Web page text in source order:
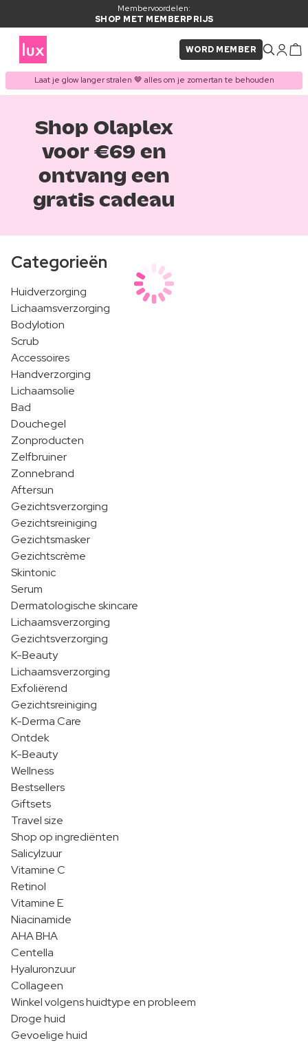
Membervoordelen:
SHOP MET MEMBERPRIJS
WORD MEMBER
Laat je glow langer stralen 🤎 alles om je zomertan te behouden
Shop Olaplex
voor €69 en
ontvang een
gratis cadeau
Categorieën
Huidverzorging
Lichaamsverzorging
Bodylotion
Scrub
Accessoires
Handverzorging
Lichaamsolie
Bad
Douchegel
Zonproducten
Zelfbruiner
Zonnebrand
Aftersun
Gezichtsverzorging
Gezichtsreiniging
Gezichtsmasker
Gezichtscrème
Skintonic
Serum
Dermatologische skincare
Lichaamsverzorging
Gezichtsverzorging
K-Beauty
Lichaamsverzorging
Exfoliërend
Gezichtsreiniging
K-Derma Care
Ontdek
K-Beauty
Wellness
Bestsellers
Giftsets
Travel size
Shop op ingrediënten
Salicylzuur
Vitamine C
Retinol
Vitamine E
Niacinamide
AHA BHA
Centella
Hyaluronzuur
Collageen
Winkel volgens huidtype en probleem
Droge huid
Gevoelige huid